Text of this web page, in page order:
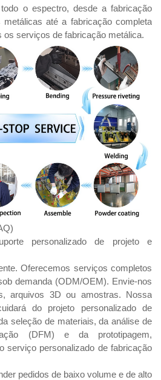
o espectro, desde a fabricação
metálicas até a fabricação completa
os serviços de fabricação metálica.
personalizado de projeto e
Oferecemos serviços completos
demanda (ODM/OEM). Envie-nos
arquivos 3D ou amostras. Nossa
do projeto personalizado de
seleção de materiais, da análise de
(DFM) e da prototipagem,
serviço personalizado de fabricação
pedidos de baixo volume e de alto